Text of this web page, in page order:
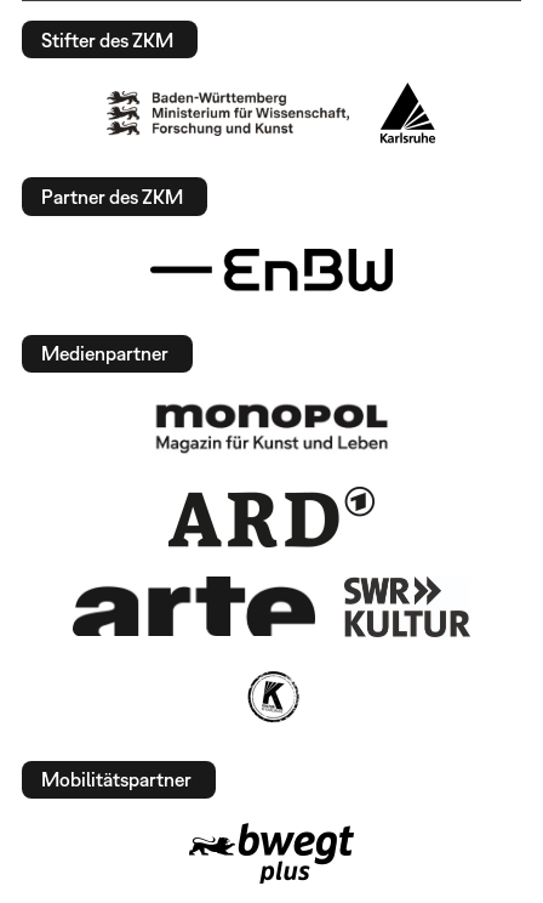
Stifter des ZKM
Partner des ZKM
Medienpartner
Mobilitätspartner